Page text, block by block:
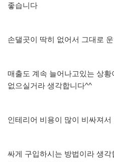
좋습니다
손댈곳이 딱히 없어서 그대로
매출도 계속 늘어나고있는 상
없으실거라 생각합니다^^
인테리어 비용이 많이 비싸져
싸게 구입하시는 방법이라 생